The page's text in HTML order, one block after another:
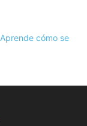
Aprende cómo se